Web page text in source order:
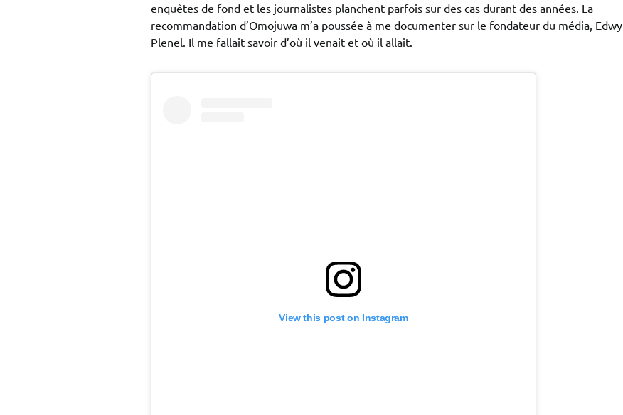
enquêtes de fond et les journalistes planchent parfois sur des cas durant des années. La
recommandation d’Omojuwa m’a poussée à me documenter sur le fondateur du média, Edwy
Plenel. Il me fallait savoir d’où il venait et où il allait.
View this post on Instagram